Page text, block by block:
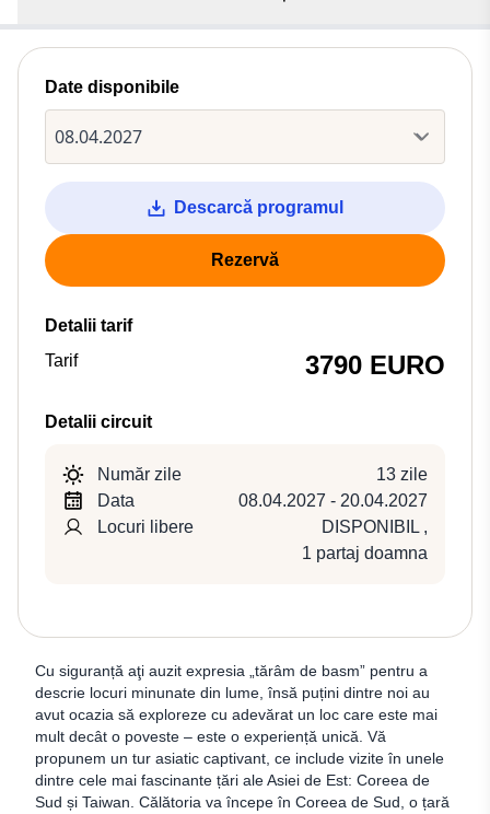
Cu siguranță aţi auzit expresia „tărâm de basm” pentru a
descrie locuri minunate din lume, însă puțini dintre noi au
avut ocazia să exploreze cu adevărat un loc care este mai
mult decât o poveste – este o experiență unică. Vă
propunem un tur asiatic captivant, ce include vizite în unele
dintre cele mai fascinante țări ale Asiei de Est: Coreea de
Sud și Taiwan. Călătoria va începe în Coreea de Sud, o țară
Date disponibile
Descarcă programul
Rezervă
Detalii tarif
Tarif
3790 EURO
Detalii circuit
Număr zile
13 zile
Data
08.04.2027 - 20.04.2027
Locuri libere
DISPONIBIL ,
1 partaj doamna